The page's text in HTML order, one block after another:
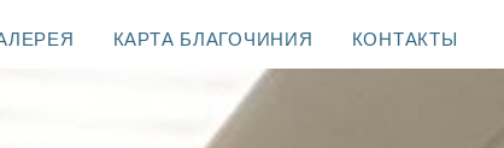
КАРТА БЛАГОЧИНИЯ КОНТАКТЫ